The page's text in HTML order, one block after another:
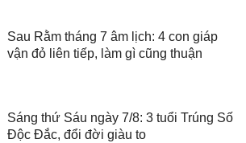
Sau Rằm tháng 7 âm lịch: 4 con giáp
vận đỏ liên tiếp, làm gì cũng thuận
Sáng thứ Sáu ngày 7/8: 3 tuổi Trúng Số
Độc Đắc, đổi đời giàu to